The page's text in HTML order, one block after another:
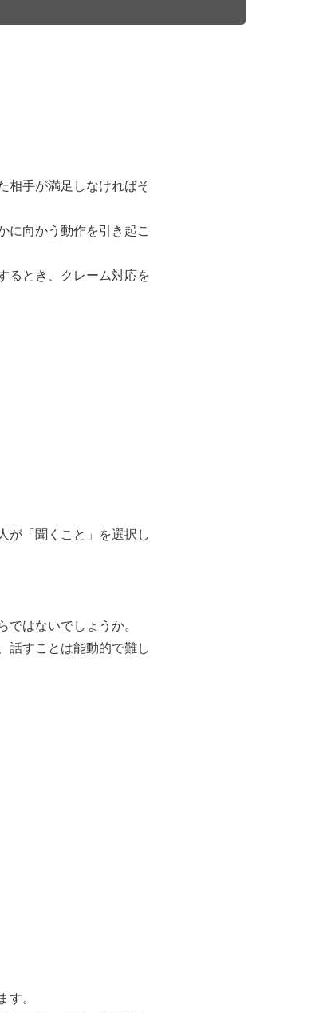
相手が満足しなければそ
に向かう動作を引き起こ
るとき、クレーム対応を
が「聞くこと」を選択し
はないでしょうか。
話すことは能動的で難し
す。